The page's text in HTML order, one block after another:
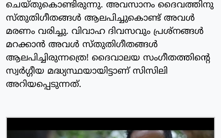
ചെയ്തുകൊണ്ടിരുന്നു. അവസാനം ദൈവത്തിനു
സ്തുതിഗീതങ്ങള്‍ ആലപിച്ചുകൊണ്ട് അവള്‍
മരണം വരിച്ചു. വിവാഹ ദിവസവും പ്രശ്‌നങ്ങള്‍
മറക്കാന്‍ അവള്‍ സ്തുതിഗീതങ്ങള്‍
ആലപിച്ചിരുന്നത്രെ! ദൈവാലയ സംഗീതത്തിന്റെ
സ്വര്‍ഗ്ഗീയ മദ്ധ്യസ്ഥയായിട്ടാണ് സിസിലി
അറിയപ്പെടുന്നത്.